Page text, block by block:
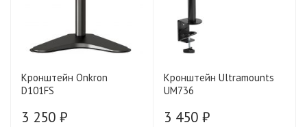
Кронштейн Onkron
D101FS
3 250 ₽
Кронштейн Ultramounts
UM736
3 450 ₽